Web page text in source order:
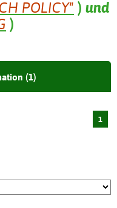
POLICY" ) und
)
(1)
1